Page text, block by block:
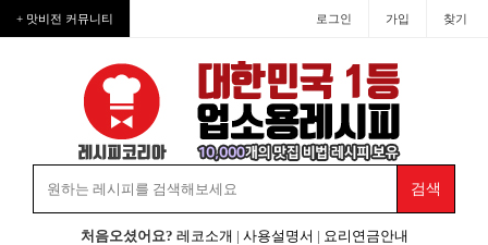
+ 맛비전 커뮤니티 로그인 가입 찾기
처음오셨어요? 레코소개 | 사용설명서 | 요리연금안내